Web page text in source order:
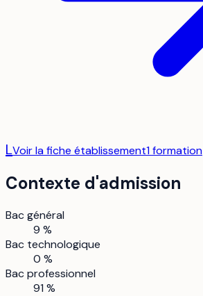
LVoir la fiche établissement1formation
Contexte d'admission
Bac général
9 %
Bac technologique
0 %
Bac professionnel
91 %